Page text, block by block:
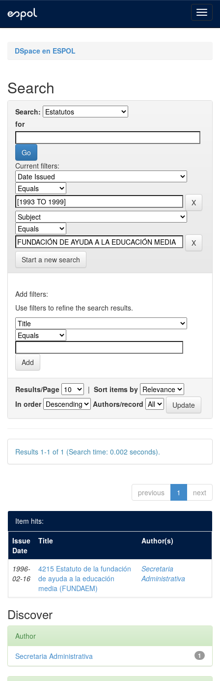
navigationDSpace en ESPOL
Search
Search:
for
Current filters:
Start a new search
Add filters:
Use filters to refine the search results.
Results/Page | Sort items by
In order
Authors/record
Results 1-1 of 1 (Search time: 0.002 seconds).
previous 1 next
Item hits:
Issue
Date
Title Author(s)
1996-
02-16
4215 Estatuto de la fundación
de ayuda a la educación
media (FUNDAEM)
Secretaria
Administrativa
Discover
Author
1
Secretaria Administrativa